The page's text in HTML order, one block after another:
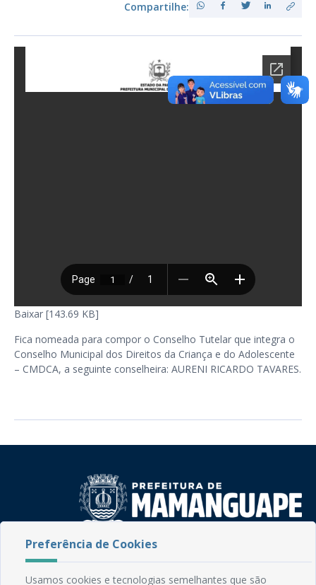
Compartilhe:
Baixar [143.69 KB]
Fica nomeada para compor o Conselho Tutelar que integra o
Conselho Municipal dos Direitos da Criança e do Adolescente
– CMDCA, a seguinte conselheira: AURENI RICARDO TAVARES.
Rua do Imperador, 78, Centro
CEP: 58.280-000 - Mamanguape/PB
Fone: (83) 3292-2246
Preferência de Cookies
Usamos cookies e tecnologias semelhantes que são